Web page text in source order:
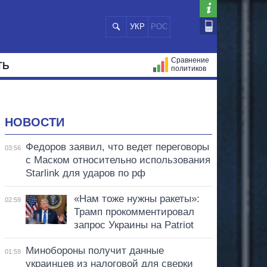
УКР РОС
Сравнение
политиков
НОВОСТИ
03:56
Федоров заявил, что ведет переговоры
с Маском относительно использования
Starlink для ударов по рф
02:59
«Нам тоже нужны ракеты»:
Трамп прокомментировал
запрос Украины на Patriot
01:59
Минобороны получит данные
украинцев из налоговой для сверки